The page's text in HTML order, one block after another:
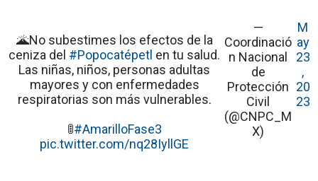
🌋No subestimes los efectos de la
ceniza del #Popocatépetl en tu salud.
Las niñas, niños, personas adultas
mayores y con enfermedades
respiratorias son más vulnerables.
🚦#AmarilloFase3
pic.twitter.com/nq28IyllGE
—
Coordinació
n Nacional
de
Protección
Civil
(@CNPC_M
X)
M
ay
23
,
20
23